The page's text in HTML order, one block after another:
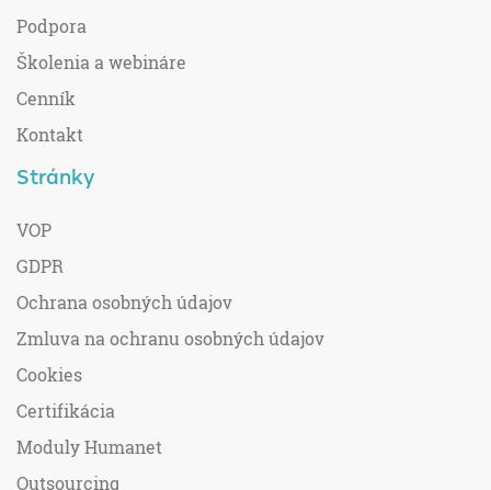
Podpora
Školenia a webináre
Cenník
Kontakt
Stránky
VOP
GDPR
Ochrana osobných údajov
Zmluva na ochranu osobných údajov
Cookies
Certifikácia
Moduly Humanet
Outsourcing